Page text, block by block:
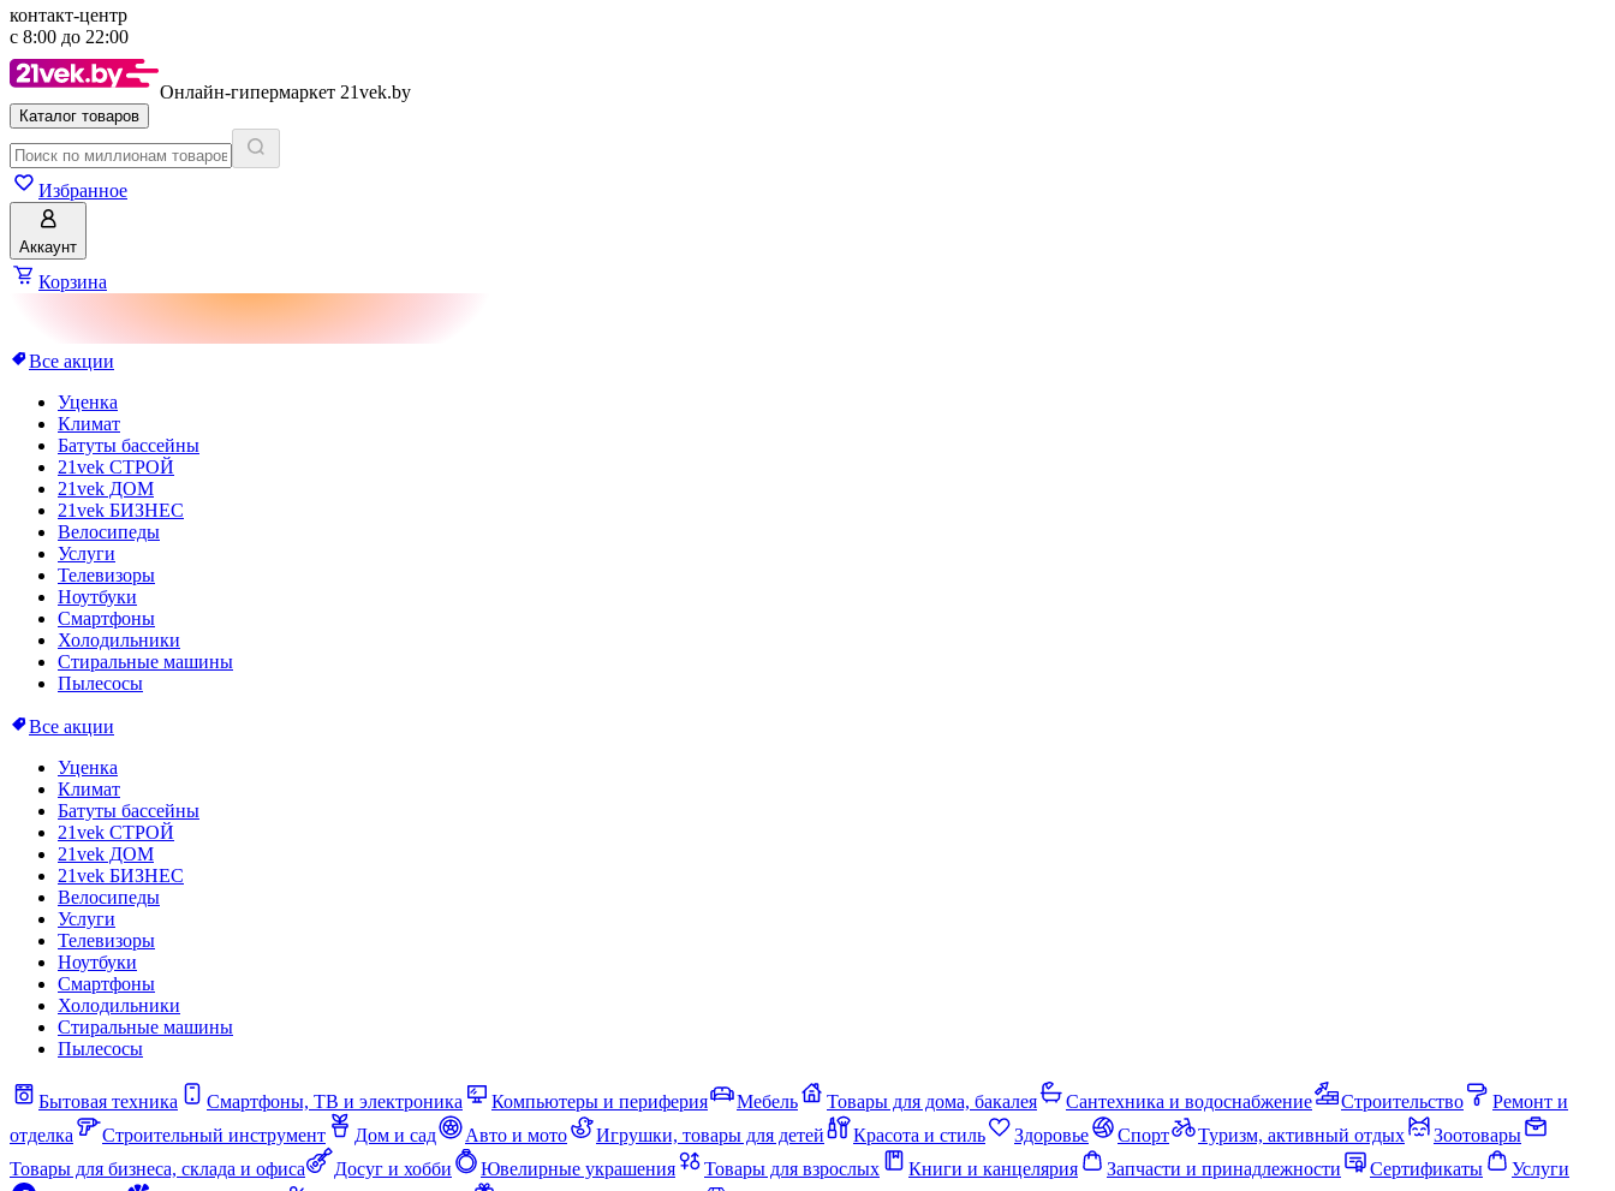
контакт-центр
с 8:00 до 22:00
Онлайн-гипермаркет 21vek.by
Каталог товаров
Избранное
Аккаунт
Корзина
Все акции
Уценка
Климат
Батуты бассейны
21vek СТРОЙ
21vek ДОМ
21vek БИЗНЕС
Велосипеды
Услуги
Телевизоры
Ноутбуки
Смартфоны
Холодильники
Стиральные машины
Пылесосы
Все акции
Уценка
Климат
Батуты бассейны
21vek СТРОЙ
21vek ДОМ
21vek БИЗНЕС
Велосипеды
Услуги
Телевизоры
Ноутбуки
Смартфоны
Холодильники
Стиральные машины
Пылесосы
Бытовая техника Смартфоны, ТВ и электроника Компьютеры и периферия Мебель Товары для дома, бакалея Сантехника и водоснабжение Строительство
Ремонт и
отделка
Строительный инструмент Дом и сад Авто и мото Игрушки, товары для детей Красота и стиль Здоровье Спорт Туризм, активный отдых
Зоотовары
Товары для бизнеса, склада и офиса
Досуг и хобби Ювелирные украшения Товары для взрослых Книги и канцелярия Запчасти и принадлежности Сертификаты
Услуги